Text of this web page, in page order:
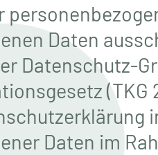
Daten
Datenschutz-
(TKG
Daten im